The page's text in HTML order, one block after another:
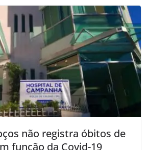
não registra óbitos de
função da Covid-19